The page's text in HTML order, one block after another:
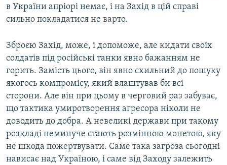
в України апріорі немає, і на Захід в цій справі
сильно покладатися не варто.
Зброєю Захід, може, і допоможе, але кидати своїх
солдатів під російські танки явно бажанням не
горить. Замість цього, він явно схильний до пошуку
якогось компромісу, який влаштував би всі
сторони. Але він при цьому в черговий раз забуває,
що тактика умиротворення агресора ніколи не
доводить до добра. А невеликі держави при такому
розкладі неминуче стають розмінною монетою, яку
не шкода пожертвувати. Саме така загроза сьогодні
нависає над Україною, і саме від Заходу залежить